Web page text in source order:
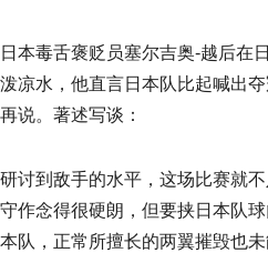
日本毒舌褒贬员塞尔吉奥-越后在
泼凉水，他直言日本队比起喊出
再说。著述写谈：
研讨到敌手的水平，这场比赛就
守作念得很硬朗，但要挟日本队
本队，正常所擅长的两翼摧毁也